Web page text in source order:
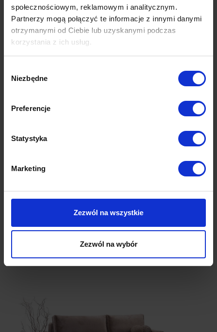
społecznościowym, reklamowym i analitycznym.
Partnerzy mogą połączyć te informacje z innymi danymi
otrzymanymi od Ciebie lub uzyskanymi podczas
korzystania z ich usług.
zgody
Niezbędne
Preferencje
Statystyka
Marketing
Zezwól na wszystkie
Zezwól na wybór
narożnik | modułowy
8,690.00zł
narożnik | modułowy | wersja deep